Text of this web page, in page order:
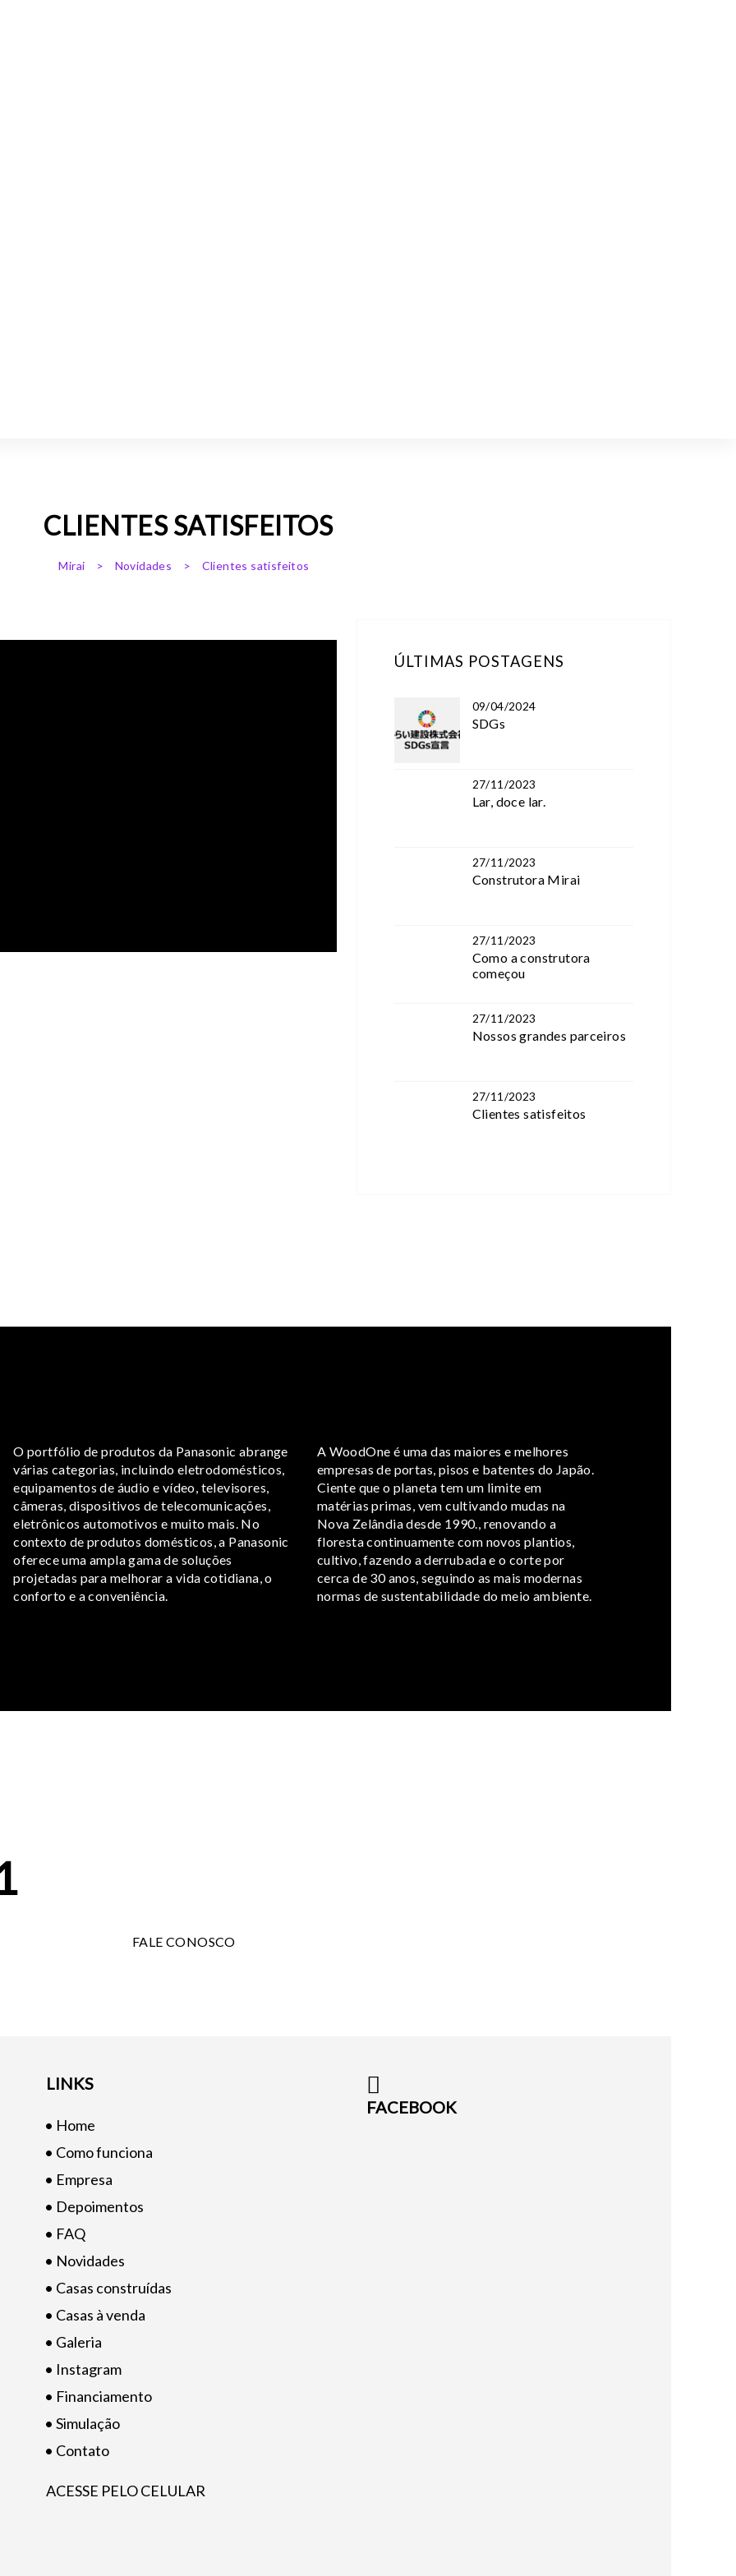
CLIENTES SATISFEITOS
Mirai > Novidades > Clientes satisfeitos
ÚLTIMAS POSTAGENS
SDGs
09/04/2024
Lar, doce lar.
27/11/2023
Construtora Mirai
27/11/2023
Como a construtora
começou
27/11/2023
Nossos grandes parceiros
27/11/2023
Clientes satisfeitos
27/11/2023
O portfólio de produtos da Panasonic abrange
várias categorias, incluindo eletrodomésticos,
equipamentos de áudio e vídeo, televisores,
câmeras, dispositivos de telecomunicações,
eletrônicos automotivos e muito mais. No
contexto de produtos domésticos, a Panasonic
oferece uma ampla gama de soluções
projetadas para melhorar a vida cotidiana, o
conforto e a conveniência.
A WoodOne é uma das maiores e melhores
empresas de portas, pisos e batentes do Japão.
Ciente que o planeta tem um limite em
matérias primas, vem cultivando mudas na
Nova Zelândia desde 1990., renovando a
floresta continuamente com novos plantios,
cultivo, fazendo a derrubada e o corte por
cerca de 30 anos, seguindo as mais modernas
normas de sustentabilidade do meio ambiente.
FALE CONOSCO
LINKS
• Home
• Como funciona
• Empresa
• Depoimentos
• FAQ
• Novidades
• Casas construídas
• Casas à venda
• Galeria
• Instagram
• Financiamento
• Simulação
• Contato
ACESSE PELO CELULAR
FACEBOOK